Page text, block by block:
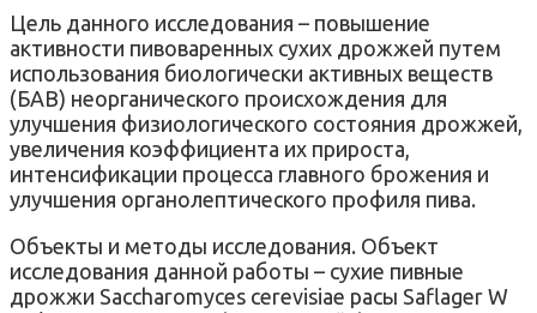
Цель данного исследования – повышение
активности пивоваренных сухих дрожжей путем
использования биологически активных веществ
(БАВ) неорганического происхождения для
улучшения физиологического состояния дрожжей,
увеличения коэффициента их прироста,
интенсификации процесса главного брожения и
улучшения органолептического профиля пива.
Объекты и методы исследования. Объект
исследования данной работы – сухие пивные
дрожжи Saccharomyces cerevisiae расы Saflager W